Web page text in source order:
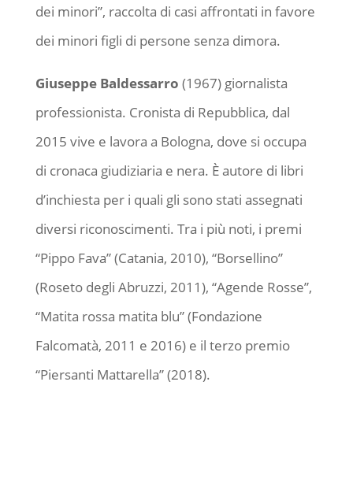
dei minori”, raccolta di casi affrontati in favore
dei minori figli di persone senza dimora.
Giuseppe Baldessarro (1967) giornalista
professionista. Cronista di Repubblica, dal
2015 vive e lavora a Bologna, dove si occupa
di cronaca giudiziaria e nera. È autore di libri
d’inchiesta per i quali gli sono stati assegnati
diversi riconoscimenti. Tra i più noti, i premi
“Pippo Fava” (Catania, 2010), “Borsellino”
(Roseto degli Abruzzi, 2011), “Agende Rosse”,
“Matita rossa matita blu” (Fondazione
Falcomatà, 2011 e 2016) e il terzo premio
“Piersanti Mattarella” (2018).